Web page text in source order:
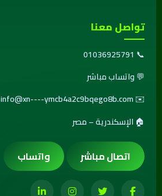
تواصل معنا
📞
01036925791
💬واتساب مباشر
✉️
info@xn----ymcb4a2c9bqego8b.com
🏠 الإسكندرية – مصر
اتصال مباشر واتساب